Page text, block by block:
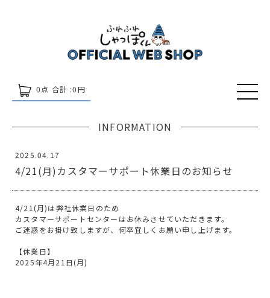
0点 合計 :0円
INFORMATION
2025.04.17
4/21(月)カスタマーサポート休業日のお知らせ
4/21(月)は弊社休業日のため
カスタマーサポートセンターはお休みさせていただきます。
ご迷惑をお掛け致しますが、何卒宜しくお願い申し上げます。
【休業日】
2025年4月21日(月)